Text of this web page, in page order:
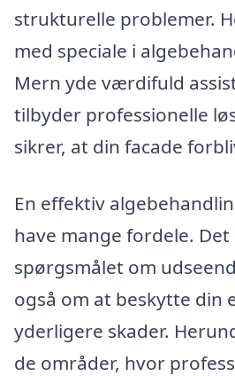
strukturelle problemer.
med speciale i
Mern yde værdifuld
tilbyder professionelle
sikrer, at din facade
En effektiv
have mange fordele. Det
spørgsmålet om
også om at beskytte din
yderligere skader.
de områder, hvor